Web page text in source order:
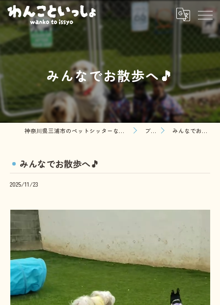
みんなでお散歩へ🎵
神奈川県三浦市のペットシッターならわんこといっしょ ブログ みんなでお散歩へ🎵
みんなでお散歩へ🎵
2025/11/23